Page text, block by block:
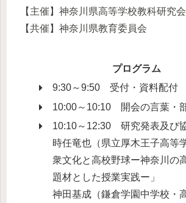
【主催】神奈川県高等学校教科研究会
【共催】神奈川県教育委員会
プログラム
9:30～9:50 受付・資料配付
10:00～10:10 開会の言葉・
10:10～12:30 研究発表及び
時任竜也（県立厚木王子高等
衆文化と高校野球ー神奈川の
題材とした授業実践ー」
神田基成（鎌倉学園中学校・